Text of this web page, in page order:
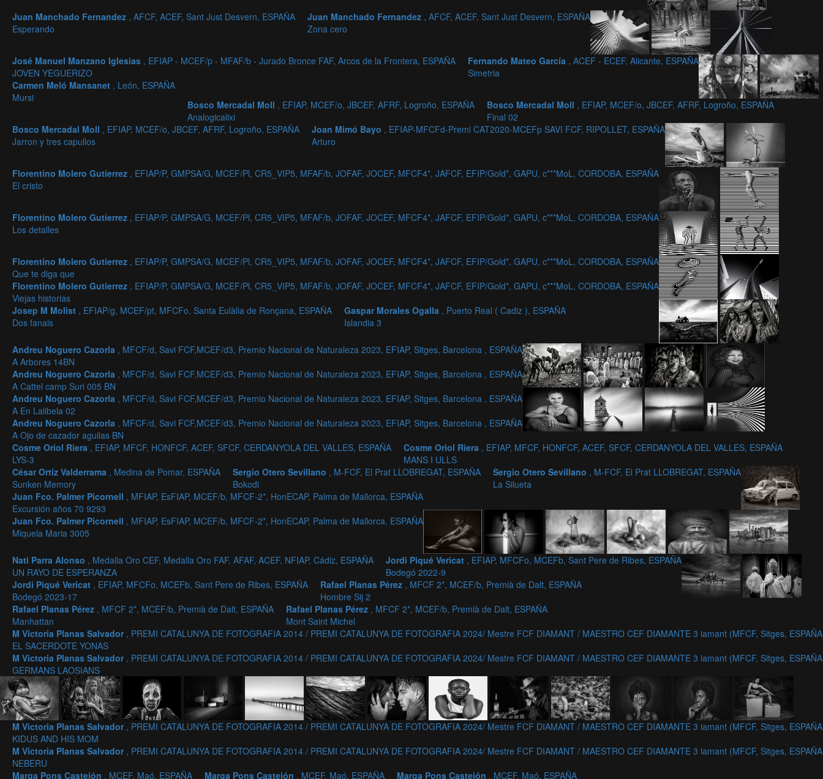
Juan Manchado Fernandez , AFCF, ACEF, Sant Just Desvern, ESPAÑA
Esperando
Juan Manchado Fernandez , AFCF, ACEF, Sant Just Desvern, ESPAÑA
Zona cero
José Manuel Manzano Iglesias , EFIAP - MCEF/p - MFAF/b - Jurado Bronce FAF, Arcos de la Frontera, ESPAÑA
JOVEN YEGUERIZO
Fernando Mateo García , ACEF - ECEF, Alicante, ESPAÑA
Simetria
Carmen Meló Mansanet , León, ESPAÑA
Mursi
Bosco Mercadal Moll , EFIAP, MCEF/o, JBCEF, AFRF, Logroño, ESPAÑA
Analogicalixi
Bosco Mercadal Moll , EFIAP, MCEF/o, JBCEF, AFRF, Logroño, ESPAÑA
Final 02
Bosco Mercadal Moll , EFIAP, MCEF/o, JBCEF, AFRF, Logroño, ESPAÑA
Jarron y tres capullos
Joan Mimó Bayo , EFIAP-MFCFd-Premi CAT2020-MCEFp SAVI FCF, RIPOLLET, ESPAÑA
Arturo
Florentino Molero Gutierrez , EFIAP/P, GMPSA/G, MCEF/Pl, CR5_VIP5, MFAF/b, JOFAF, JOCEF, MFCF4*, JAFCF, EFIP/Gold*, GAPU, c***MoL, CORDOBA, ESPAÑA
El cristo
Florentino Molero Gutierrez , EFIAP/P, GMPSA/G, MCEF/Pl, CR5_VIP5, MFAF/b, JOFAF, JOCEF, MFCF4*, JAFCF, EFIP/Gold*, GAPU, c***MoL, CORDOBA, ESPAÑA
Los detalles
Florentino Molero Gutierrez , EFIAP/P, GMPSA/G, MCEF/Pl, CR5_VIP5, MFAF/b, JOFAF, JOCEF, MFCF4*, JAFCF, EFIP/Gold*, GAPU, c***MoL, CORDOBA, ESPAÑA
Que te diga que
Florentino Molero Gutierrez , EFIAP/P, GMPSA/G, MCEF/Pl, CR5_VIP5, MFAF/b, JOFAF, JOCEF, MFCF4*, JAFCF, EFIP/Gold*, GAPU, c***MoL, CORDOBA, ESPAÑA
Viejas historias
Josep M Molist , EFIAP/g, MCEF/pt, MFCFo, Santa Eulàlia de Ronçana, ESPAÑA
Dos fanals
Gaspar Morales Ogalla , Puerto Real ( Cadiz ), ESPAÑA
Islandia 3
Andreu Noguero Cazorla , MFCF/d, Savi FCF,MCEF/d3, Premio Nacional de Naturaleza 2023, EFIAP, Sitges, Barcelona , ESPAÑA
A Arbores 14BN
Andreu Noguero Cazorla , MFCF/d, Savi FCF,MCEF/d3, Premio Nacional de Naturaleza 2023, EFIAP, Sitges, Barcelona , ESPAÑA
A Cattel camp Suri 005 BN
Andreu Noguero Cazorla , MFCF/d, Savi FCF,MCEF/d3, Premio Nacional de Naturaleza 2023, EFIAP, Sitges, Barcelona , ESPAÑA
A En Lalibela 02
Andreu Noguero Cazorla , MFCF/d, Savi FCF,MCEF/d3, Premio Nacional de Naturaleza 2023, EFIAP, Sitges, Barcelona , ESPAÑA
A Ojo de cazador aguilas BN
Cosme Oriol Riera , EFIAP, MFCF, HONFCF, ACEF, SFCF, CERDANYOLA DEL VALLES, ESPAÑA
LYS-3
Cosme Oriol Riera , EFIAP, MFCF, HONFCF, ACEF, SFCF, CERDANYOLA DEL VALLES, ESPAÑA
MANS I ULLS
César Ortiz Valderrama , Medina de Pomar, ESPAÑA
Sunken Memory
Sergio Otero Sevillano , M-FCF, El Prat LLOBREGAT, ESPAÑA
Bokodi
Sergio Otero Sevillano , M-FCF, El Prat LLOBREGAT, ESPAÑA
La Silueta
Juan Fco. Palmer Picornell , MFIAP, EsFIAP, MCEF/b, MFCF-2*, HonECAP, Palma de Mallorca, ESPAÑA
Excursión años 70 9293
Juan Fco. Palmer Picornell , MFIAP, EsFIAP, MCEF/b, MFCF-2*, HonECAP, Palma de Mallorca, ESPAÑA
Miquela Maria 3005
Nati Parra Alonso , Medalla Oro CEF, Medalla Oro FAF, AFAF, ACEF, NFIAP, Cádiz, ESPAÑA
UN RAYO DE ESPERANZA
Jordi Piqué Vericat , EFIAP, MFCFo, MCEFb, Sant Pere de Ribes, ESPAÑA
Bodegó 2022-9
Jordi Piqué Vericat , EFIAP, MFCFo, MCEFb, Sant Pere de Ribes, ESPAÑA
Bodegó 2023-17
Rafael Planas Pérez , MFCF 2*, MCEF/b, Premià de Dalt, ESPAÑA
Hombre Sij 2
Rafael Planas Pérez , MFCF 2*, MCEF/b, Premià de Dalt, ESPAÑA
Manhattan
Rafael Planas Pérez , MFCF 2*, MCEF/b, Premià de Dalt, ESPAÑA
Mont Saint Michel
M Victoria Planas Salvador , PREMI CATALUNYA DE FOTOGRAFIA 2014 / PREMI CATALUNYA DE FOTOGRAFIA 2024/ Mestre FCF DIAMANT / MAESTRO CEF DIAMANTE 3 iamant (MFCF, Sitges, ESPAÑA
EL SACERDOTE YONAS
M Victoria Planas Salvador , PREMI CATALUNYA DE FOTOGRAFIA 2014 / PREMI CATALUNYA DE FOTOGRAFIA 2024/ Mestre FCF DIAMANT / MAESTRO CEF DIAMANTE 3 iamant (MFCF, Sitges, ESPAÑA
GERMANS LAOSIANS
M Victoria Planas Salvador , PREMI CATALUNYA DE FOTOGRAFIA 2014 / PREMI CATALUNYA DE FOTOGRAFIA 2024/ Mestre FCF DIAMANT / MAESTRO CEF DIAMANTE 3 iamant (MFCF, Sitges, ESPAÑA
KIDUS AND HIS MOM
M Victoria Planas Salvador , PREMI CATALUNYA DE FOTOGRAFIA 2014 / PREMI CATALUNYA DE FOTOGRAFIA 2024/ Mestre FCF DIAMANT / MAESTRO CEF DIAMANTE 3 iamant (MFCF, Sitges, ESPAÑA
NEBERU
Marga Pons Castejón , MCEF, Maó, ESPAÑA Marga Pons Castejón , MCEF, Maó, ESPAÑA Marga Pons Castejón , MCEF, Maó, ESPAÑA